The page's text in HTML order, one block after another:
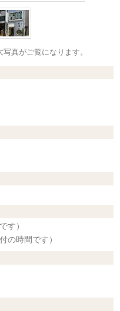
真がご覧になります。
す）
の時間です）